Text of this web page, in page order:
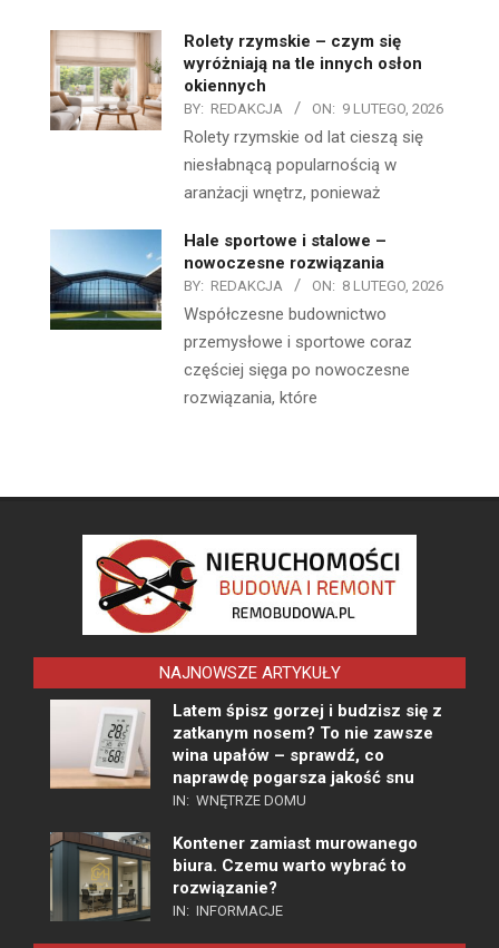
Rolety rzymskie – czym się
wyróżniają na tle innych osłon
okiennych
BY: REDAKCJA ON: 9 LUTEGO, 2026
Rolety rzymskie od lat cieszą się
niesłabnącą popularnością w
aranżacji wnętrz, ponieważ
Hale sportowe i stalowe –
nowoczesne rozwiązania
BY: REDAKCJA ON: 8 LUTEGO, 2026
Współczesne budownictwo
przemysłowe i sportowe coraz
częściej sięga po nowoczesne
rozwiązania, które
NAJNOWSZE ARTYKUŁY
Latem śpisz gorzej i budzisz się z
zatkanym nosem? To nie zawsze
wina upałów – sprawdź, co
naprawdę pogarsza jakość snu
IN: WNĘTRZE DOMU
Kontener zamiast murowanego
biura. Czemu warto wybrać to
rozwiązanie?
IN: INFORMACJE